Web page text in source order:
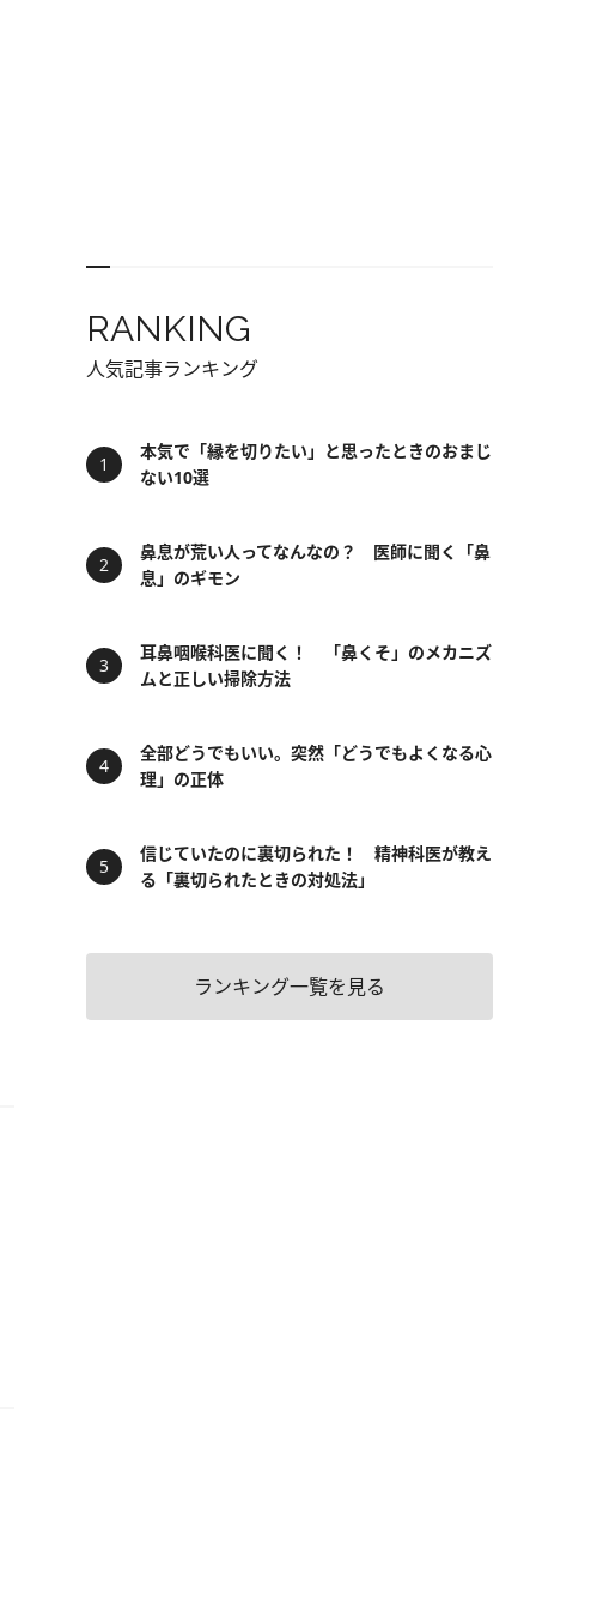
RANKING
人気記事ランキング
本気で「縁を切りたい」と思ったときのおまじ
ない10選
鼻息が荒い人ってなんなの？ 医師に聞く「鼻
息」のギモン
耳鼻咽喉科医に聞く！ 「鼻くそ」のメカニズ
ムと正しい掃除方法
全部どうでもいい。突然「どうでもよくなる心
理」の正体
信じていたのに裏切られた！ 精神科医が教え
る「裏切られたときの対処法」
ランキング一覧を見る